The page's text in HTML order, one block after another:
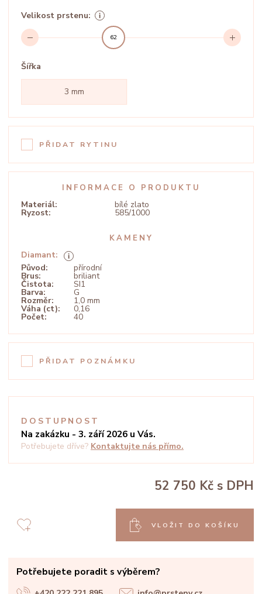
Velikost prstenu:
62
Šířka
3 mm
PŘIDAT RYTINU
INFORMACE O PRODUKTU
Materiál: bílé zlato
Ryzost: 585/1000
KAMENY
Diamant:
Původ:
přírodní
Brus: briliant
Čistota: SI1
Barva: G
Rozměr: 1,0 mm
Váha (ct): 0,16
Počet: 40
PŘIDAT POZNÁMKU
DOSTUPNOST
Na zakázku - 3. září 2026 u Vás.
Potřebujete dříve? Kontaktujte nás přímo.
52 750 Kč s DPH
VLOŽIT DO KOŠÍKU
Potřebujete poradit s výběrem?